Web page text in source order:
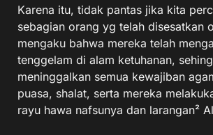
Karena itu, tidak pantas jika kita
sebagian orang yg telah disesatkan
mengaku bahwa mereka telah
tenggelam di alam ketuhanan,
meninggalkan semua kewajiban
puasa, shalat, serta mereka
rayu hawa nafsunya dan larangan²